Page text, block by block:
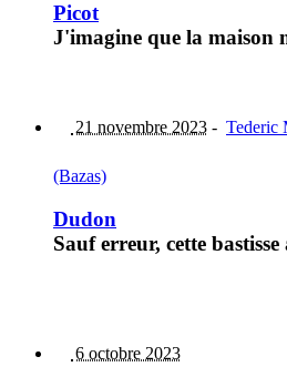
Picot
J'imagine que la maison
21 novembre 2023 - Tederic
(Bazas)
Dudon
Sauf erreur, cette
6 octobre 2023